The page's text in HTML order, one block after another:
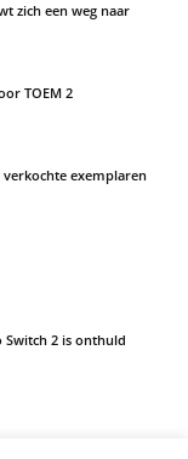
zich een weg naar
TOEM 2
exemplaren
2 is onthuld